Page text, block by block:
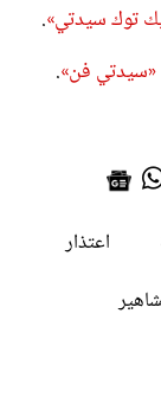
توك سيدتي».
«سيدتي فن».
اعتذار